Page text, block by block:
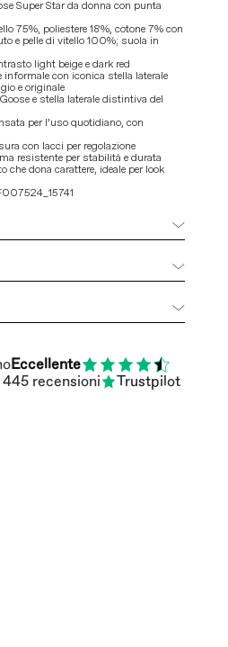
Super Star da donna con punta
75%, poliestere 18%, cotone 7% con
e pelle di vitello 100%; suola in
light beige e dark red
informale con iconica stella laterale
e originale
e stella laterale distintiva del
per l’uso quotidiano, con
con lacci per regolazione
resistente per stabilità e durata
dona carattere, ideale per look
Eccellente
445recensioni Trustpilot